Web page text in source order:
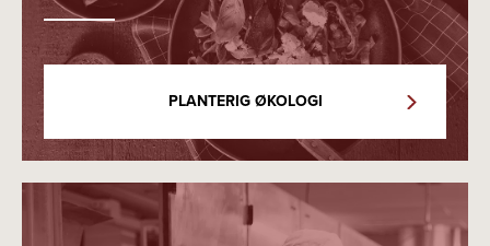
PLANTERIG ØKOLOGI